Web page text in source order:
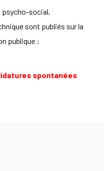
psycho-social,
sont publiés sur la
publique :
spontanées